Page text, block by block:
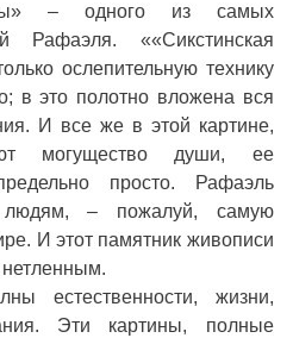
– одного из самых
Рафаэля. ««Сикстинская
ослепительную технику
в это полотно вложена вся
И все же в этой картине,
могущество души, ее
просто. Рафаэль
людям, – пожалуй, самую
И этот памятник живописи
нетленным.
естественности, жизни,
Эти картины, полные